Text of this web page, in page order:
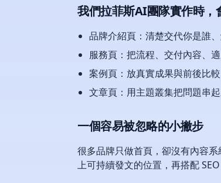
我們拉菲斯AI團隊實作時，
品牌介紹頁：清楚交代你是誰
服務頁：把流程、交付內容、
案例頁：放真實成果與前後比
文章頁：用主題叢集把問題串
一個容易被忽略的小撇步
很多品牌只做首頁，卻沒有內容
上可持續發文的位置，再搭配